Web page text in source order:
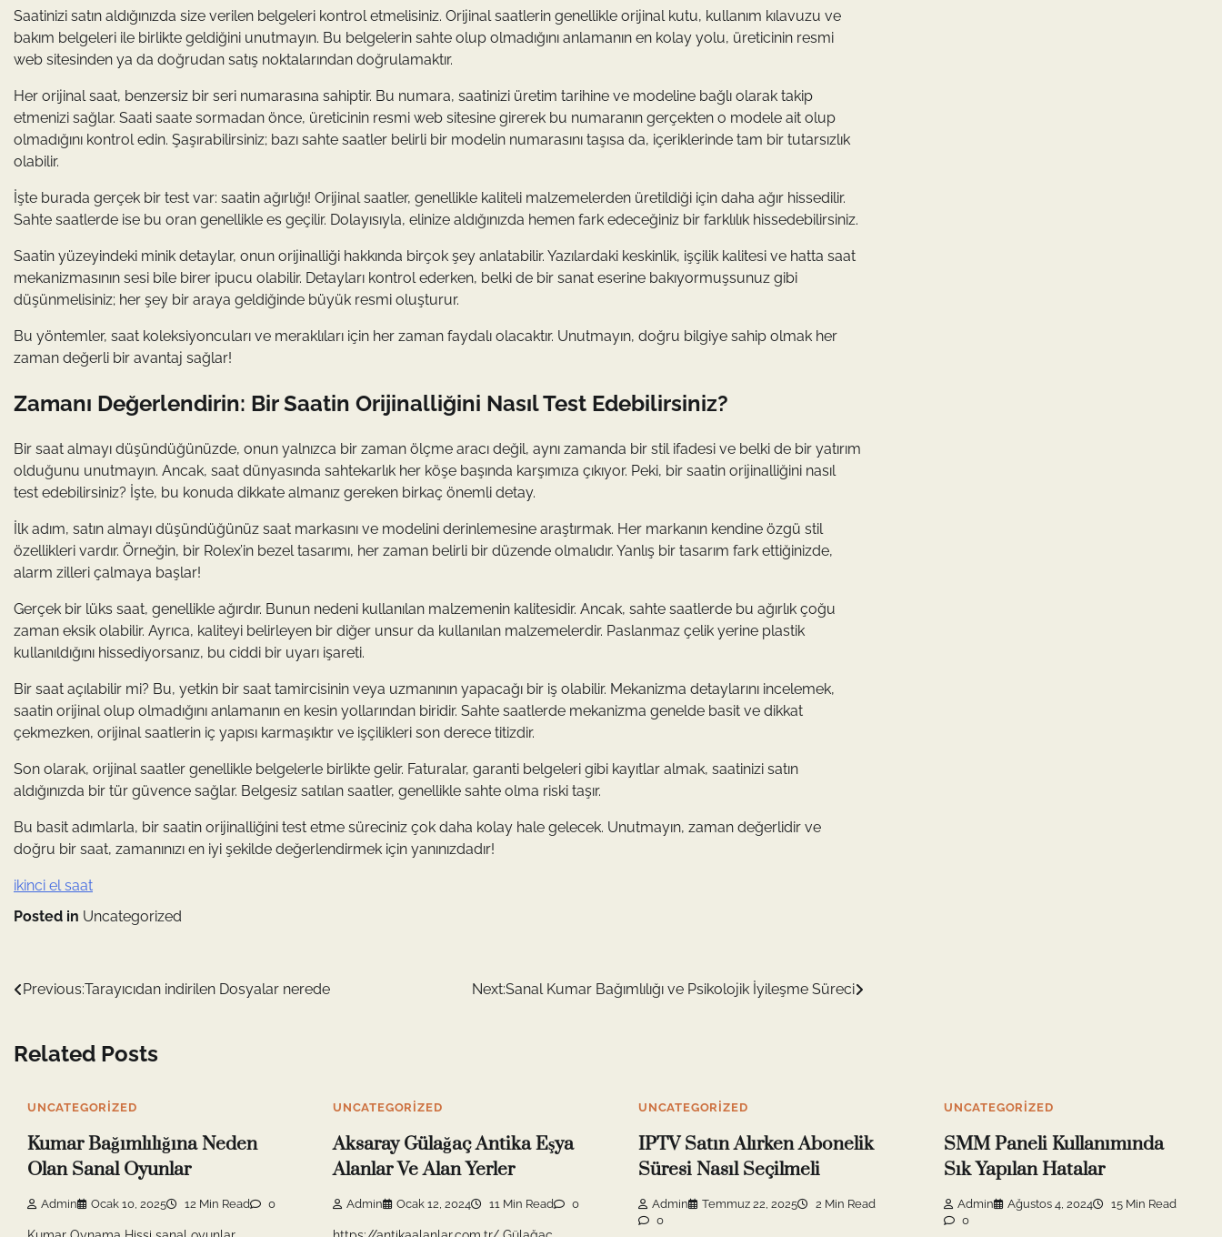
Saatinizi satın aldığınızda size verilen belgeleri kontrol etmelisiniz. Orijinal saatlerin genellikle orijinal kutu, kullanım kılavuzu ve
bakım belgeleri ile birlikte geldiğini unutmayın. Bu belgelerin sahte olup olmadığını anlamanın en kolay yolu, üreticinin resmi
web sitesinden ya da doğrudan satış noktalarından doğrulamaktır.
Her orijinal saat, benzersiz bir seri numarasına sahiptir. Bu numara, saatinizi üretim tarihine ve modeline bağlı olarak takip
etmenizi sağlar. Saati saate sormadan önce, üreticinin resmi web sitesine girerek bu numaranın gerçekten o modele ait olup
olmadığını kontrol edin. Şaşırabilirsiniz; bazı sahte saatler belirli bir modelin numarasını taşısa da, içeriklerinde tam bir tutarsızlık
olabilir.
İşte burada gerçek bir test var: saatin ağırlığı! Orijinal saatler, genellikle kaliteli malzemelerden üretildiği için daha ağır hissedilir.
Sahte saatlerde ise bu oran genellikle es geçilir. Dolayısıyla, elinize aldığınızda hemen fark edeceğiniz bir farklılık hissedebilirsiniz.
Saatin yüzeyindeki minik detaylar, onun orijinalliği hakkında birçok şey anlatabilir. Yazılardaki keskinlik, işçilik kalitesi ve hatta saat
mekanizmasının sesi bile birer ipucu olabilir. Detayları kontrol ederken, belki de bir sanat eserine bakıyormuşsunuz gibi
düşünmelisiniz; her şey bir araya geldiğinde büyük resmi oluşturur.
Bu yöntemler, saat koleksiyoncuları ve meraklıları için her zaman faydalı olacaktır. Unutmayın, doğru bilgiye sahip olmak her
zaman değerli bir avantaj sağlar!
Zamanı Değerlendirin: Bir Saatin Orijinalliğini Nasıl Test Edebilirsiniz?
Bir saat almayı düşündüğünüzde, onun yalnızca bir zaman ölçme aracı değil, aynı zamanda bir stil ifadesi ve belki de bir yatırım
olduğunu unutmayın. Ancak, saat dünyasında sahtekarlık her köşe başında karşımıza çıkıyor. Peki, bir saatin orijinalliğini nasıl
test edebilirsiniz? İşte, bu konuda dikkate almanız gereken birkaç önemli detay.
İlk adım, satın almayı düşündüğünüz saat markasını ve modelini derinlemesine araştırmak. Her markanın kendine özgü stil
özellikleri vardır. Örneğin, bir Rolex’in bezel tasarımı, her zaman belirli bir düzende olmalıdır. Yanlış bir tasarım fark ettiğinizde,
alarm zilleri çalmaya başlar!
Gerçek bir lüks saat, genellikle ağırdır. Bunun nedeni kullanılan malzemenin kalitesidir. Ancak, sahte saatlerde bu ağırlık çoğu
zaman eksik olabilir. Ayrıca, kaliteyi belirleyen bir diğer unsur da kullanılan malzemelerdir. Paslanmaz çelik yerine plastik
kullanıldığını hissediyorsanız, bu ciddi bir uyarı işareti.
Bir saat açılabilir mi? Bu, yetkin bir saat tamircisinin veya uzmanının yapacağı bir iş olabilir. Mekanizma detaylarını incelemek,
saatin orijinal olup olmadığını anlamanın en kesin yollarından biridir. Sahte saatlerde mekanizma genelde basit ve dikkat
çekmezken, orijinal saatlerin iç yapısı karmaşıktır ve işçilikleri son derece titizdir.
Son olarak, orijinal saatler genellikle belgelerle birlikte gelir. Faturalar, garanti belgeleri gibi kayıtlar almak, saatinizi satın
aldığınızda bir tür güvence sağlar. Belgesiz satılan saatler, genellikle sahte olma riski taşır.
Bu basit adımlarla, bir saatin orijinalliğini test etme süreciniz çok daha kolay hale gelecek. Unutmayın, zaman değerlidir ve
doğru bir saat, zamanınızı en iyi şekilde değerlendirmek için yanınızdadır!
ikinci el saat
Posted in Uncategorized
Yazı
Previous:Tarayıcıdan indirilen Dosyalar nerede Next:Sanal Kumar Bağımlılığı ve Psikolojik İyileşme Süreci
Related Posts
UNCATEGORIZED
Kumar Bağımlılığına Neden
Olan Sanal Oyunlar
Admin Ocak 10, 2025 12 Min Read 0
UNCATEGORIZED
Aksaray Gülağaç Antika Eşya
Alanlar Ve Alan Yerler
Admin Ocak 12, 2024 11 Min Read 0
UNCATEGORIZED
IPTV Satın Alırken Abonelik
Süresi Nasıl Seçilmeli
Admin Temmuz 22, 2025
2 Min Read
0
UNCATEGORIZED
SMM Paneli Kullanımında
Sık Yapılan Hatalar
Admin Ağustos 4, 2024
15 Min Read
0